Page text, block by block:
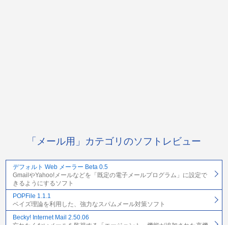
「メール用」カテゴリのソフトレビュー
デフォルト Web メーラー Beta 0.5
GmailやYahoo!メールなどを「既定の電子メールプログラム」に設定で
きるようにするソフト
POPFile 1.1.1
ベイズ理論を利用した、強力なスパムメール対策ソフト
Becky! Internet Mail 2.50.06